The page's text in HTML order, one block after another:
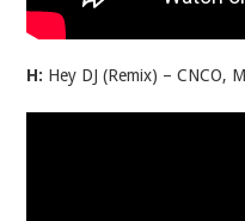
H: Hey DJ (Remix) – CNCO,